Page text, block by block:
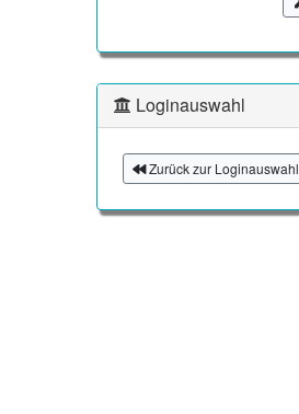
Loginauswahl
Zurück zur Loginauswahl